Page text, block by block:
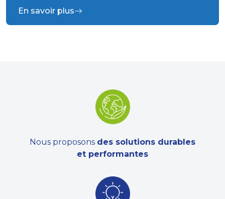
En savoir plus
Nous proposons des solutions durables
et performantes